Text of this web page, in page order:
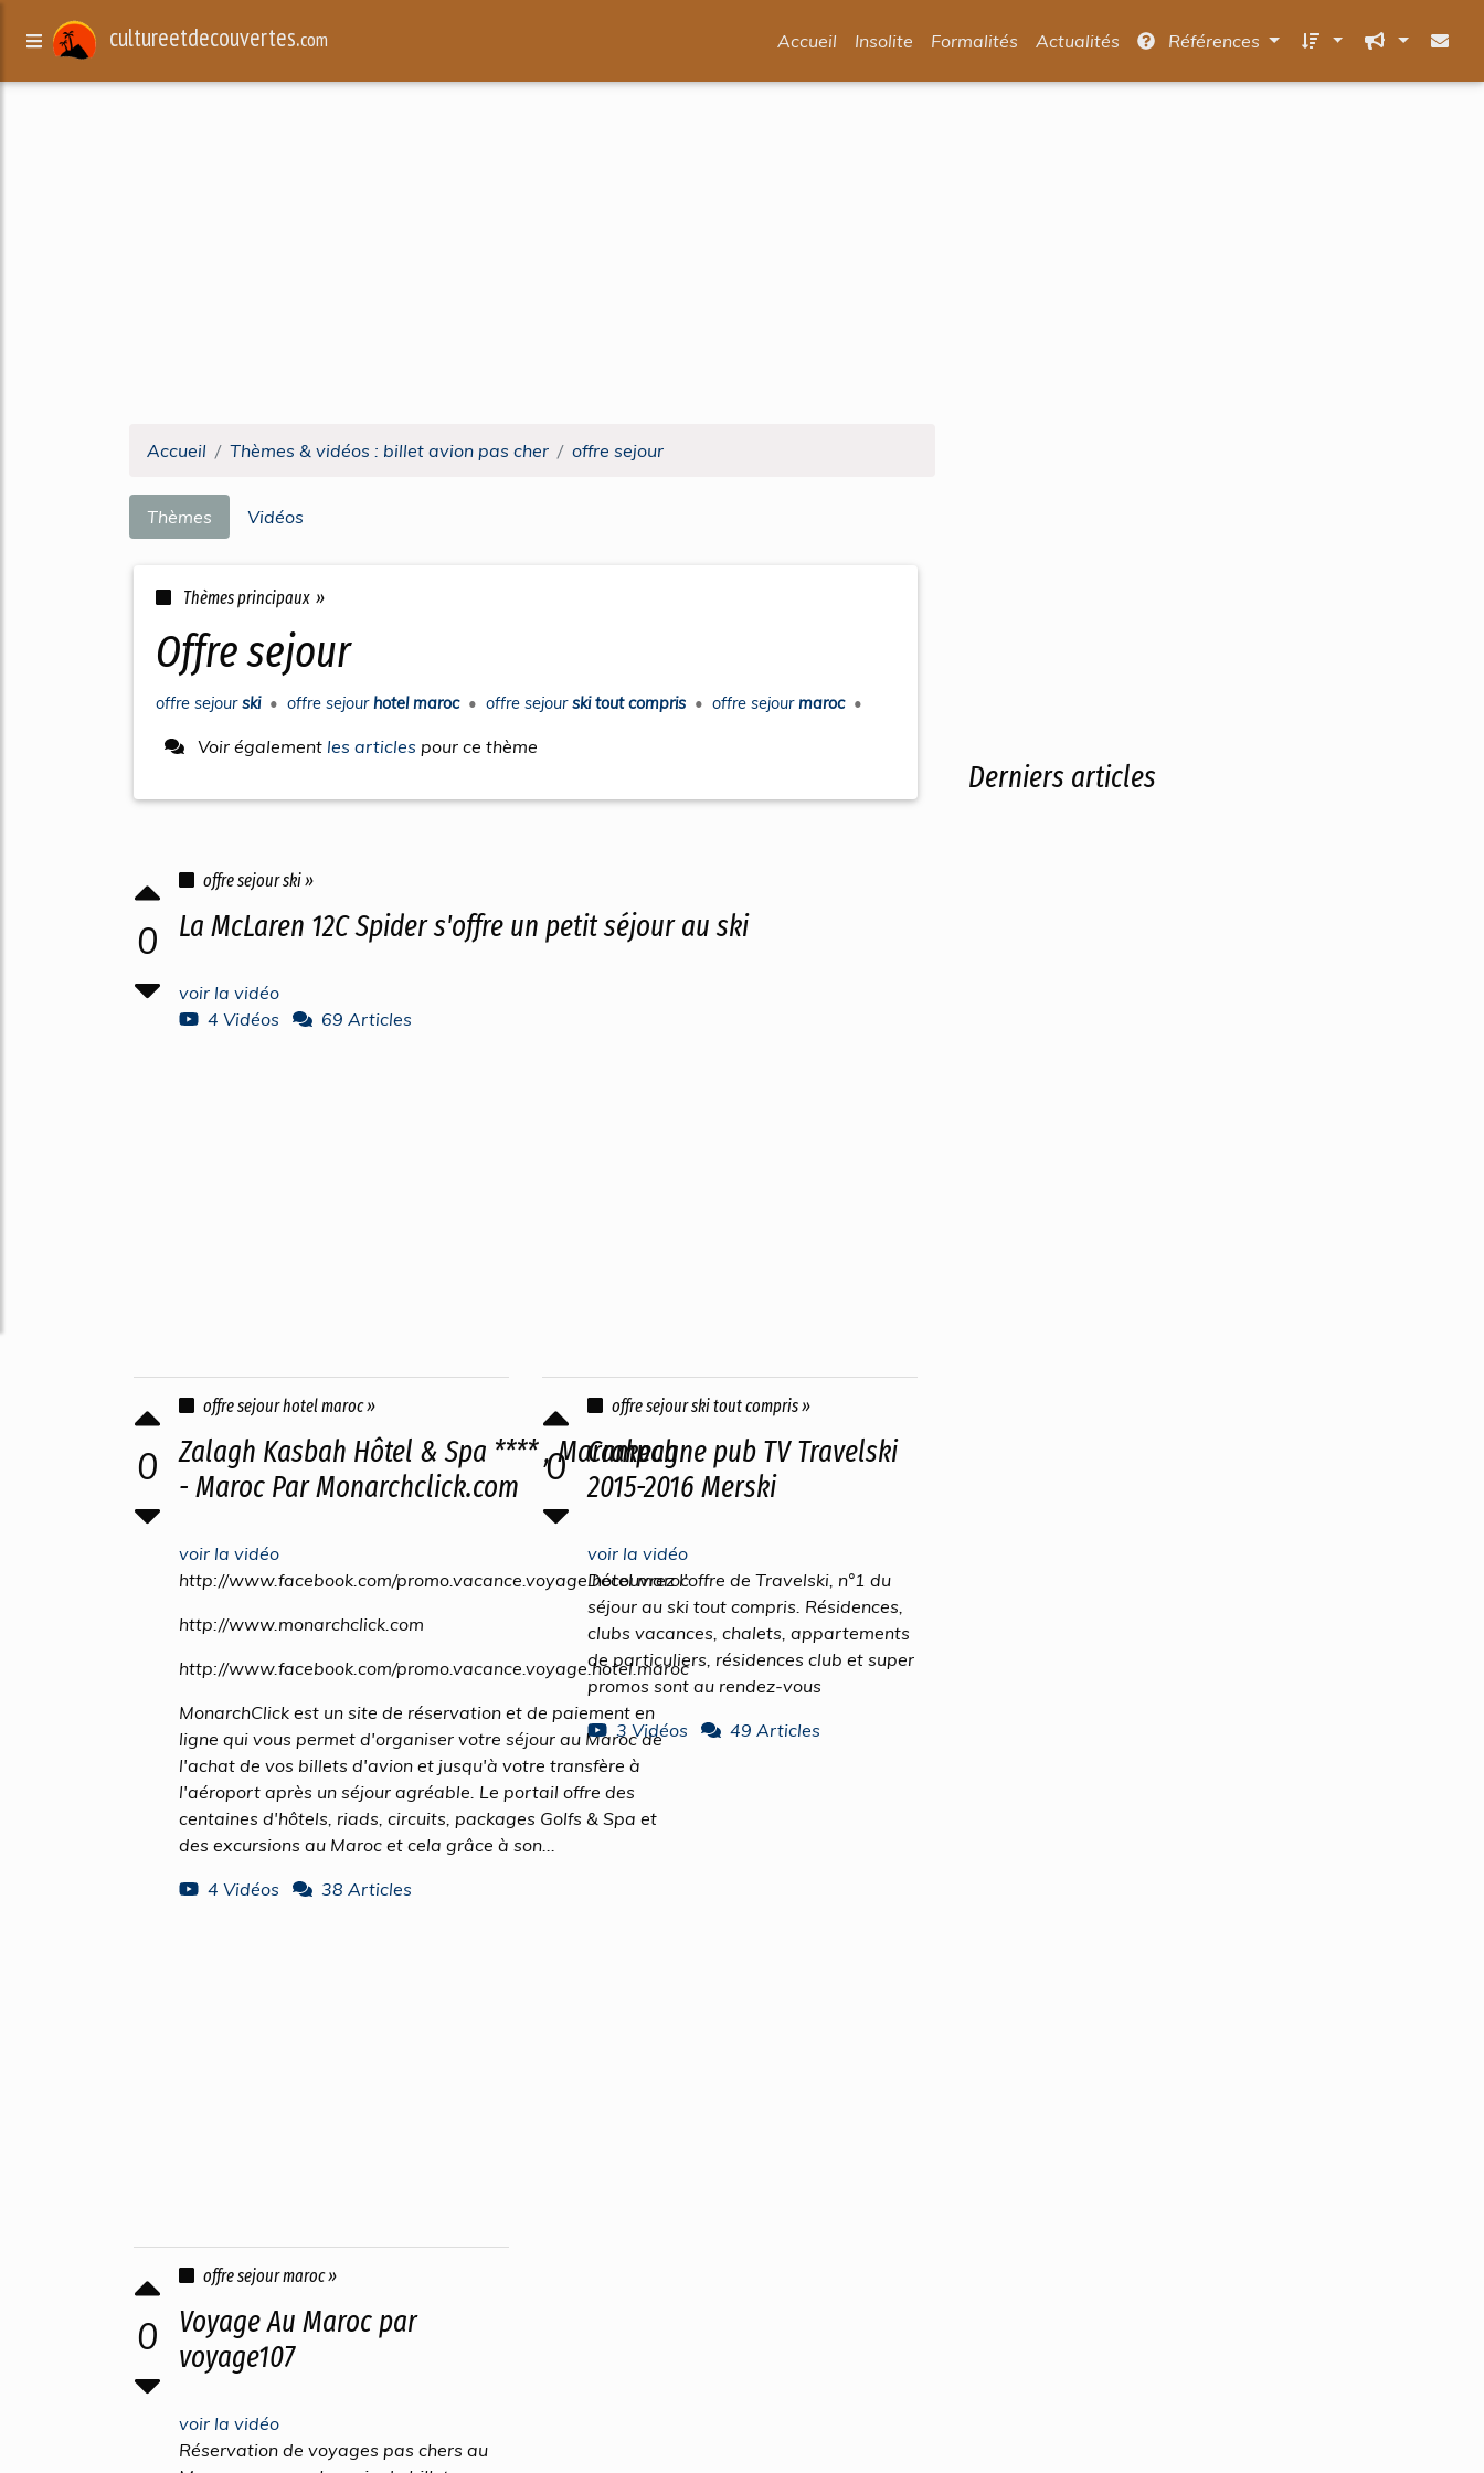
cultureetdecouvertes.com Accueil Insolite Formalités Actualités Références
Accueil Thèmes & vidéos : billet avion pas cher offre sejour
Thèmes Vidéos
Thèmes principaux »
offre sejour
offre sejourski • offre sejourhotel maroc • offre sejourski tout compris • offre sejourmaroc •
Voir également les articles pour ce thème
0
offre sejour ski »
La McLaren 12C Spider s'offre un petit séjour au ski
voir la vidéo
4 Vidéos
69 Articles
0
offre sejour hotel maroc »
Zalagh Kasbah Hôtel & Spa **** , Marrakech
- Maroc Par Monarchclick.com
voir la vidéo
http://www.facebook.com/promo.vacance.voyage.hotel.maroc
http://www.monarchclick.com
http://www.facebook.com/promo.vacance.voyage.hotel.maroc
MonarchClick est un site de réservation et de paiement en
ligne qui vous permet d'organiser votre séjour au Maroc de
l'achat de vos billets d'avion et jusqu'à votre transfère à
l'aéroport après un séjour agréable. Le portail offre des
centaines d'hôtels, riads, circuits, packages Golfs & Spa et
des excursions au Maroc et cela grâce à son...
4 Vidéos
38 Articles
0
offre sejour ski tout compris »
Campagne pub TV Travelski
2015-2016 Merski
voir la vidéo
Découvrez l'offre de Travelski, n°1 du
séjour au ski tout compris. Résidences,
clubs vacances, chalets, appartements
de particuliers, résidences club et super
promos sont au rendez-vous
3 Vidéos
49 Articles
0
offre sejour maroc »
Voyage Au Maroc par
voyage107
voir la vidéo
Réservation de voyages pas chers au
Derniers articles